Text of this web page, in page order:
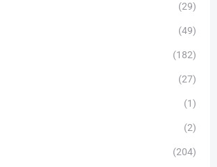
(29)
(49)
(182)
(27)
(1)
(2)
(204)